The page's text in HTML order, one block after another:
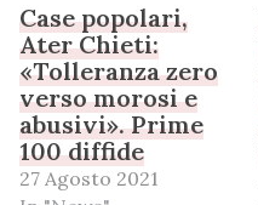
Case popolari,
Ater Chieti:
«Tolleranza zero
verso morosi e
abusivi». Prime
100 diffide
27 Agosto 2021